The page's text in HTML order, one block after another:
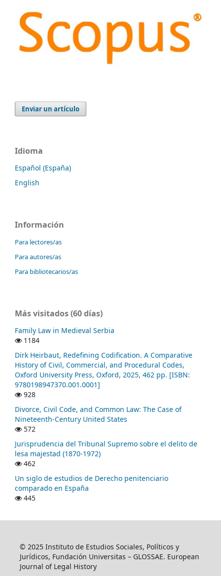
Enviar un artículo
Idioma
Español (España)
English
Información
Para lectores/as
Para autores/as
Para bibliotecarios/as
Más visitados (60 días)
Family Law in Medieval Serbia
1184
Dirk Heirbaut, Redefining Codification. A Comparative
History of Civil, Commercial, and Procedural Codes,
Oxford University Press, Oxford, 2025, 462 pp. [ISBN:
9780198947370.001.0001]
928
Divorce, Civil Code, and Common Law: The Case of
Nineteenth-Century United States
572
Jurisprudencia del Tribunal Supremo sobre el delito de
lesa majestad (1870-1972)
462
Un siglo de estudios de Derecho penitenciario
comparado en España
445
© 2025 Instituto de Estudios Sociales, Políticos y
Jurídicos, Fundación Universitas – GLOSSAE. European
Journal of Legal History